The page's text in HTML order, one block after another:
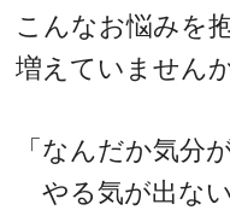
こんなお悩みを
増えていません
「なんだか気分
やる気が出な